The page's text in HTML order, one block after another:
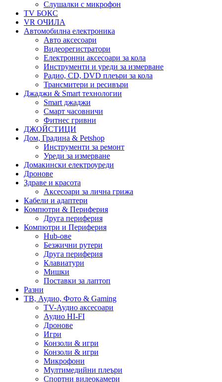
Слушалки с микрофон
TV БОКС
VR ОЧИЛА
Автомобилна електроника
Авто аксесоари
Видеорегистратори
Електронни аксесоари за кола
Инструменти и уреди за измерване
Радио, CD, DVD плеъри за кола
Трансмитери и ресивъри
Джаджи & Smart технологии
Smart джаджи
Смарт часовничи
Фитнес гривни
ДЖОЙСТИЦИ
Дом, Градина & Petshop
Инструменти за ремонт
Уреди за измерване
Домакински електроуреди
Дронове
Здраве и красота
Аксесоари за лична грижа
Кабели и адаптери
Компютри & Периферия
Друга периферия
Компютри и Периферия
Hub-ове
Безжични рутери
Друга периферия
Клавиатури
Мишки
Поставки за лаптоп
Разни
ТВ, Аудио, Фото & Gaming
TV-Аудио аксесоари
Аудио HI-FI
Дронове
Игри
Конзоли & игри
Конзоли & игри
Микрофони
Мултимедийни плеъри
Спортни видеокамери